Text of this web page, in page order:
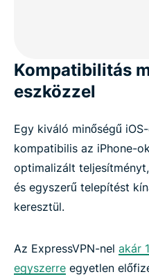
Kompatibilitás
eszközzel
Egy kiváló minőségű
kompatibilis az iPhone-
optimalizált
és egyszerű telepítést
keresztül.
Az ExpressVPN-nel akár
egyszerre egyetlen